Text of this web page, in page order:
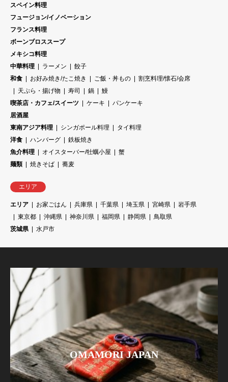
スペイン料理
フュージョン/イノベーション
フランス料理
ボーンブロススープ
メキシコ料理
中華料理
ラーメン
餃子
和食
お好み焼き/たこ焼き ご飯・丼もの
割烹料理/懐石/会席
天ぷら・揚げ物
寿司 鍋
鰻
喫茶店・カフェ/スイーツ
ケーキ
パンケーキ
居酒屋
東南アジア料理
シンガポール料理
タイ料理
洋食
ハンバーグ
鉄板焼き
魚介料理
オイスターバー/牡蠣小屋
蟹
麺類
焼きそば 蕎麦
エリア
エリア お家ごはん 兵庫県 千葉県 埼玉県 宮崎県
岩手県
東京都
沖縄県 神奈川県 福岡県 静岡県
鳥取県
茨城県
水戸市
OMAMORI JAPAN